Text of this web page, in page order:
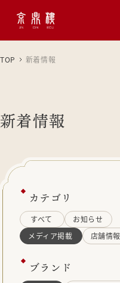
TOP 新着情報
新着情報
カテゴリ
すべて
お知らせ
メディア掲載
店舗情報
ブランド